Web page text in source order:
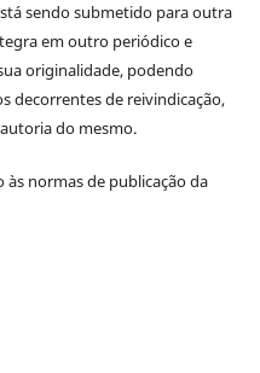
sendo submetido para outra
em outro periódico e
originalidade, podendo
decorrentes de reivindicação,
do mesmo.
normas de publicação da